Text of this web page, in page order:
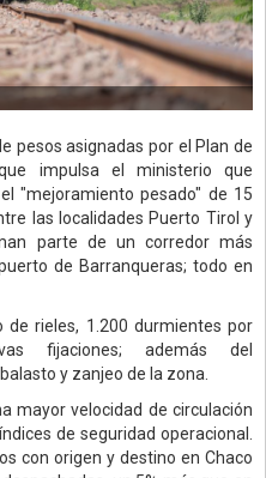
pesos asignadas por el Plan de
impulsa el ministerio que
"mejoramiento pesado" de 15
las localidades Puerto Tirol y
parte de un corredor más
de Barranqueras; todo en
de rieles, 1.200 durmientes por
fijaciones; además del
y zanjeo de la zona.
mayor velocidad de circulación
de seguridad operacional.
con origen y destino en Chaco